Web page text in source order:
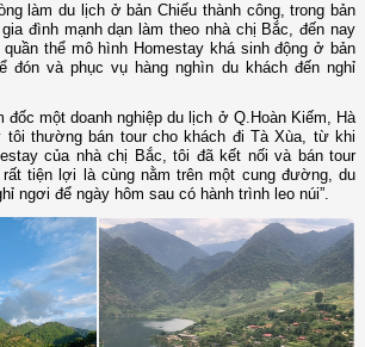
làm du lịch ở bản Chiếu thành công, trong bản
đình mạnh dạn làm theo nhà chị Bắc, đến nay
thể mô hình Homestay khá sinh động ở bản
đón và phục vụ hàng nghìn du khách đến nghỉ
đốc một doanh nghiệp du lịch ở Q.Hoàn Kiếm, Hà
tôi thường bán tour cho khách đi Tà Xùa, từ khi
của nhà chị Bắc, tôi đã kết nối và bán tour
tiện lợi là cùng nằm trên một cung đường, du
ngơi để ngày hôm sau có hành trình leo núi”.